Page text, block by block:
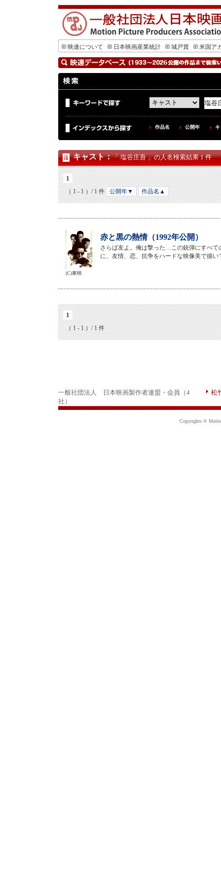
映連について 日本映画産業統計 城戸賞 米国ア
作品名 公開年
キャスト：「 塩谷庄吾 」の人名検索結果 1 件
1
（ 1 - 1 ）/ 1 件 公開年▼ 作品名▲
赤と黒の熱情（1992年公開）
さらば友よ。俺は撃った…この銃弾にすべて
に、友情、恋、抗争をハードな映像美で描
(C)東映
1
（ 1 - 1 ）/ 1 件
一般社団法人 日本映画製作者連盟・会員（4
社）
松
Copyrights ©